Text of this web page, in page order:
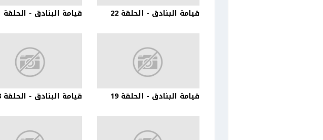
قيامة البنادق - الحلقة 22 قيامة البنادق - الحلقة 21
قيامة البنادق - الحلقة 19 قيامة البنادق - الحلقة 18